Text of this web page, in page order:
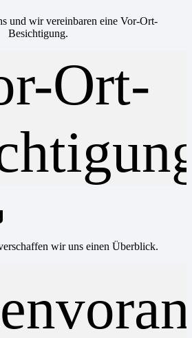
und wir vereinbaren eine Vor-Ort-
Besichtigung.
wir uns einen Überblick.